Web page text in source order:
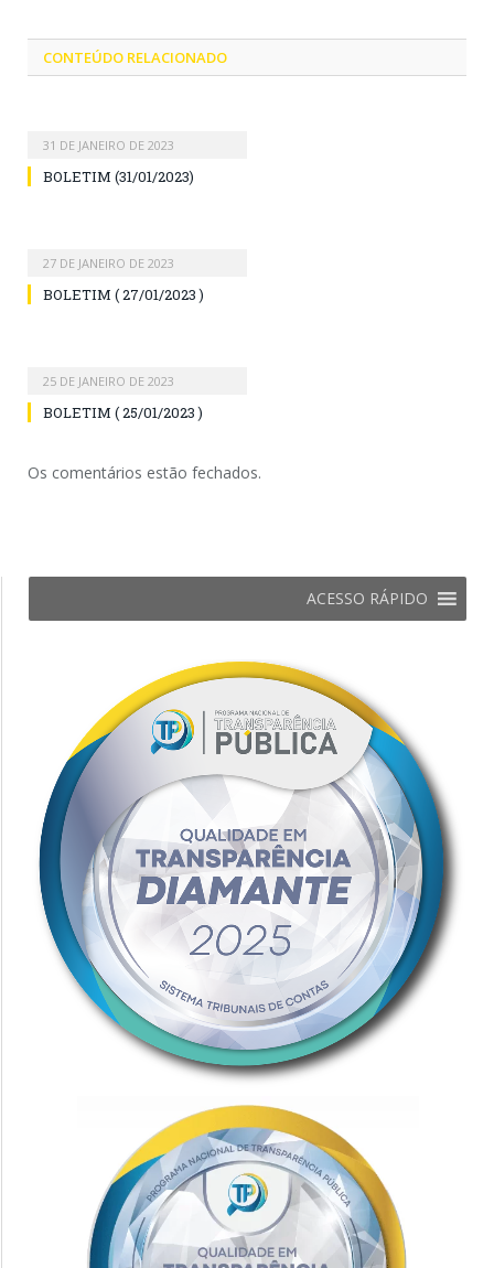
CONTEÚDO RELACIONADO
31 DE JANEIRO DE 2023
BOLETIM (31/01/2023)
27 DE JANEIRO DE 2023
BOLETIM ( 27/01/2023 )
25 DE JANEIRO DE 2023
BOLETIM ( 25/01/2023 )
Os comentários estão fechados.
ACESSO RÁPIDO